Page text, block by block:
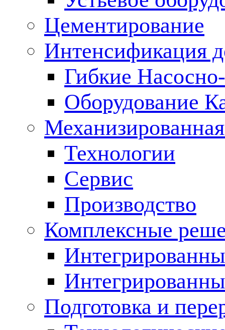
Цементирование
Интенсификация
Гибкие
Оборудование
Технологии
Сервис
Производство
Комплексные
Подготовка и